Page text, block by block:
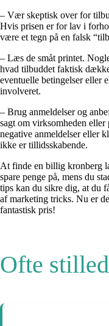
– Vær skeptisk over for
Hvis prisen er for lav i
være et tegn på en falsk
– Læs de småt printet.
hvad tilbuddet faktisk
eventuelle betingelser eller
involveret.
– Brug anmeldelser og
sagt om virksomheden
negative anmeldelser eller
ikke er tillidsskabende.
At finde en billig kronberg
spare penge på, mens du
tips kan du sikre dig, at du
af marketing tricks. Nu er
fantastisk pris!
Ofte